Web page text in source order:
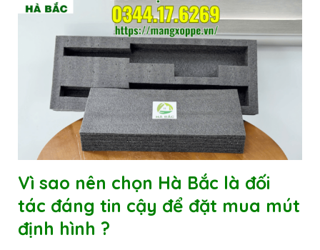
Vì sao nên chọn Hà Bắc là đối
tác đáng tin cậy để đặt mua mút
định hình ?